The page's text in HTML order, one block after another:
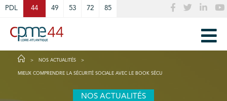
PDL 44 49 53 72 85
NOS ACTUALITÉS
MIEUX COMPRENDRE LA SÉCURITÉ SOCIALE AVEC LE BOOK SÉCU
NOS ACTUALITÉS
Cookies management panel